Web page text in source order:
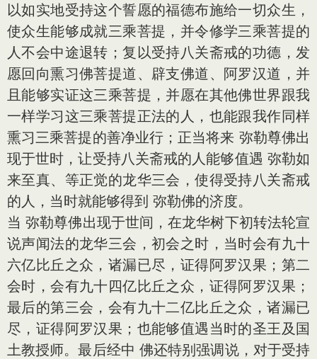
以如实地受持这个誓愿的福德布施给一切众生，
使众生能够成就三乘菩提，并令修学三乘菩提的
人不会中途退转 ；复以受持八关斋戒的功德，发
愿回向熏习佛菩提道、辟支佛道、阿罗汉道，并
且能够实证这三乘菩提，并愿在其他佛世界跟我
一样学习这三乘菩提正法的人，也能跟我作同样
熏习三乘菩提的善净业行；正当将来 弥勒尊佛出
现于世时，让受持八关斋戒的人能够值遇 弥勒如
来至真、等正觉的龙华三会，使得受持八关斋戒
的人，当时就能够得到 弥勒佛的济度。
当 弥勒尊佛出现于世间，在龙华树下初转法轮宣
说声闻法的龙华三会，初会之时，当时会有九十
六亿比丘之众，诸漏已尽，证得阿罗汉果；第二
会时，会有九十四亿比丘之众，证得阿罗汉果；
最后的第三会，会有九十二亿比丘之众，诸漏已
尽，证得阿罗汉果；也能够值遇当时的圣王及国
土教授师。最后经中 佛还特别强调说，对于受持